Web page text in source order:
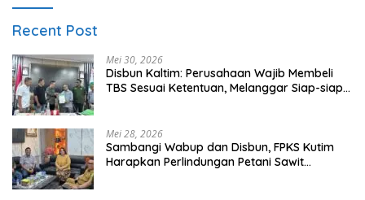
Recent Post
Mei 30, 2026
Disbun Kaltim: Perusahaan Wajib Membeli
TBS Sesuai Ketentuan, Melanggar Siap-siap
Mei 28, 2026
Sambangi Wabup dan Disbun, FPKS Kutim
Harapkan Perlindungan Petani Sawit